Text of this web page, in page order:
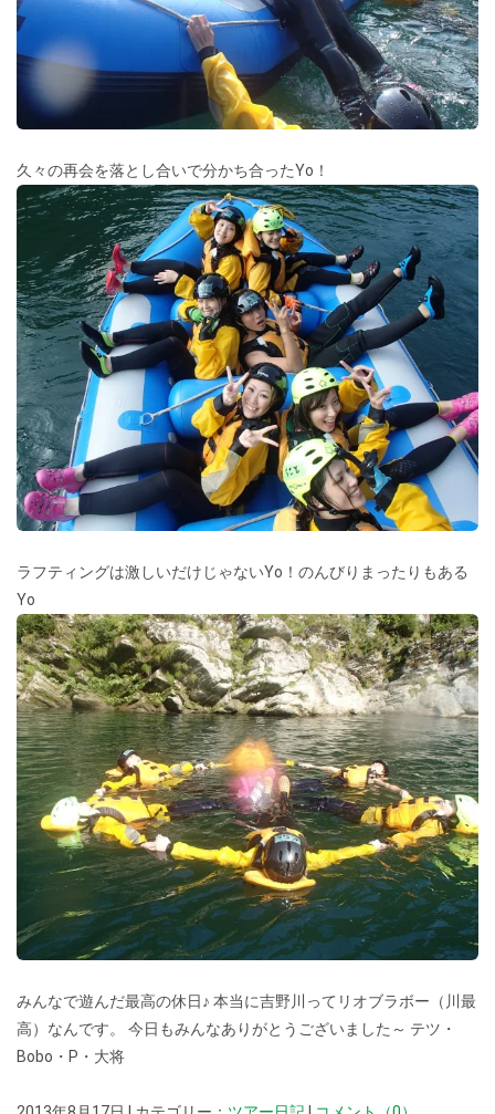
久々の再会を落とし合いで分かち合ったYo！
ラフティングは激しいだけじゃないYo！のんびりまったりもある
Yo
みんなで遊んだ最高の休日♪ 本当に吉野川ってリオブラボー（川最
高）なんです。 今日もみんなありがとうございました～ テツ・
Bobo・P・大将